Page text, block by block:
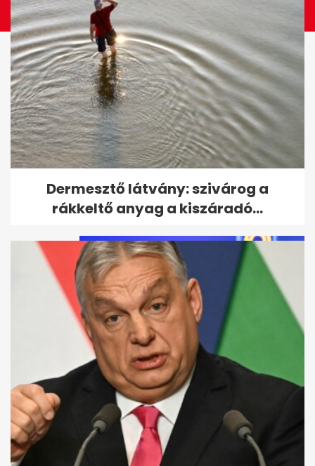
Helyesírási kvíz: 10 gyakori
hiba - rajtad is kifognak?
Retró kvíz: felismersz minden
legendás magyart? Igazán
Dermesztő látvány: szivárog a
rákkeltő anyag a kiszáradó...